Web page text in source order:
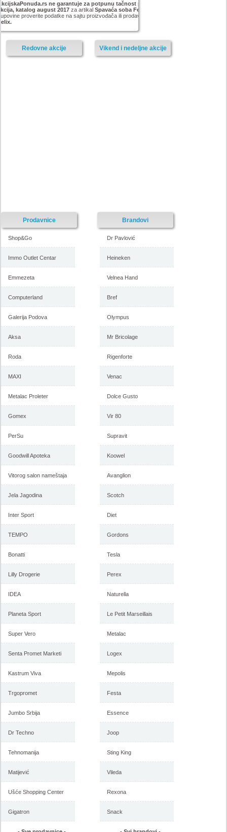
ne garantuje za potpunu tačnost podataka iz akcije Forma Ideale
katalog august 2017za artikal Spavaća soba Felix
proverite podatke na sajtu proizvođača ili prodavnice za proizvod
Vikend i nedeljne akcije
Redovne akcije
Prodavnice
Shop&Go
Immo Outlet Centar
Emmezeta
Computerland
Galerija Podova
Aksa
Roda
MAXI
Metalac Proleter
Gomex
PerSu
Goodwill Apoteka
Vitorog salon nameštaja
Jela Jagodina
Inter Sport
TEMPO
Bonatti
Lilly Drogerie
IDEA
Planeta Sport
Super Vero
Senta Promet Marketi
Kastrum Viva
Trgopromet
Jumbo Srbija
Dr Techno
Tehnomanija
Matijević
Ušće Shopping Center
Gigatron
Brandovi
Dr Pavlović
Heineken
Velnea Hand
Bref
Olympus
Mr Bricolage
Rigenforte
Venac
Dolce Gusto
Vir 80
Supravit
Koowel
Avanglion
Scotch
Diet
Gordons
Tesla
Perex
Naturella
Le Petit Marseillais
Metalac
Logex
Mepolis
Festa
Essence
Joop
Sting King
Vileda
Rexona
Snack